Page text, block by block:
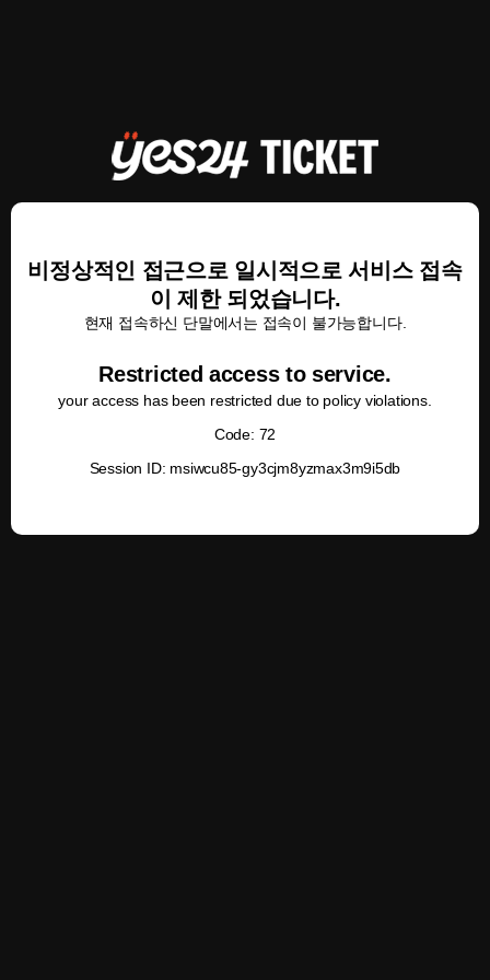
비정상적인 접근으로 일시적으로 서비스 접속
이 제한 되었습니다.
현재 접속하신 단말에서는 접속이 불가능합니다.
Restricted access to service.
your access has been restricted due to policy violations.
Code: 72
Session ID: msiwcu85-gy3cjm8yzmax3m9i5db